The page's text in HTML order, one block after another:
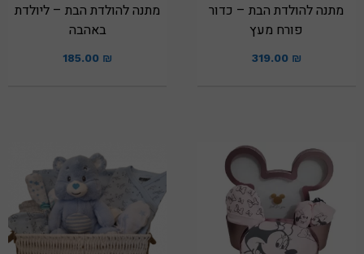
מתנה להולדת הבת – כדור
פורח מעץ
319.00 ₪
מתנה להולדת הבת – ליולדת
באהבה
185.00 ₪